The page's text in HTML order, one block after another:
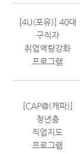
[4U(포유)] 40대
구직자
취업역량강화
프로그램
[CAP@(캐파)]
청년층
직업지도
프로그램